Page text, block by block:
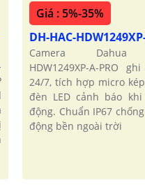
Giá : 5%-35%
DH-HAC-
Camera Dahua
HDW1249XP-A-PRO
24/7, tích hợp micro
đèn LED cảnh báo
động. Chuẩn IP67
động bền ngoài trời